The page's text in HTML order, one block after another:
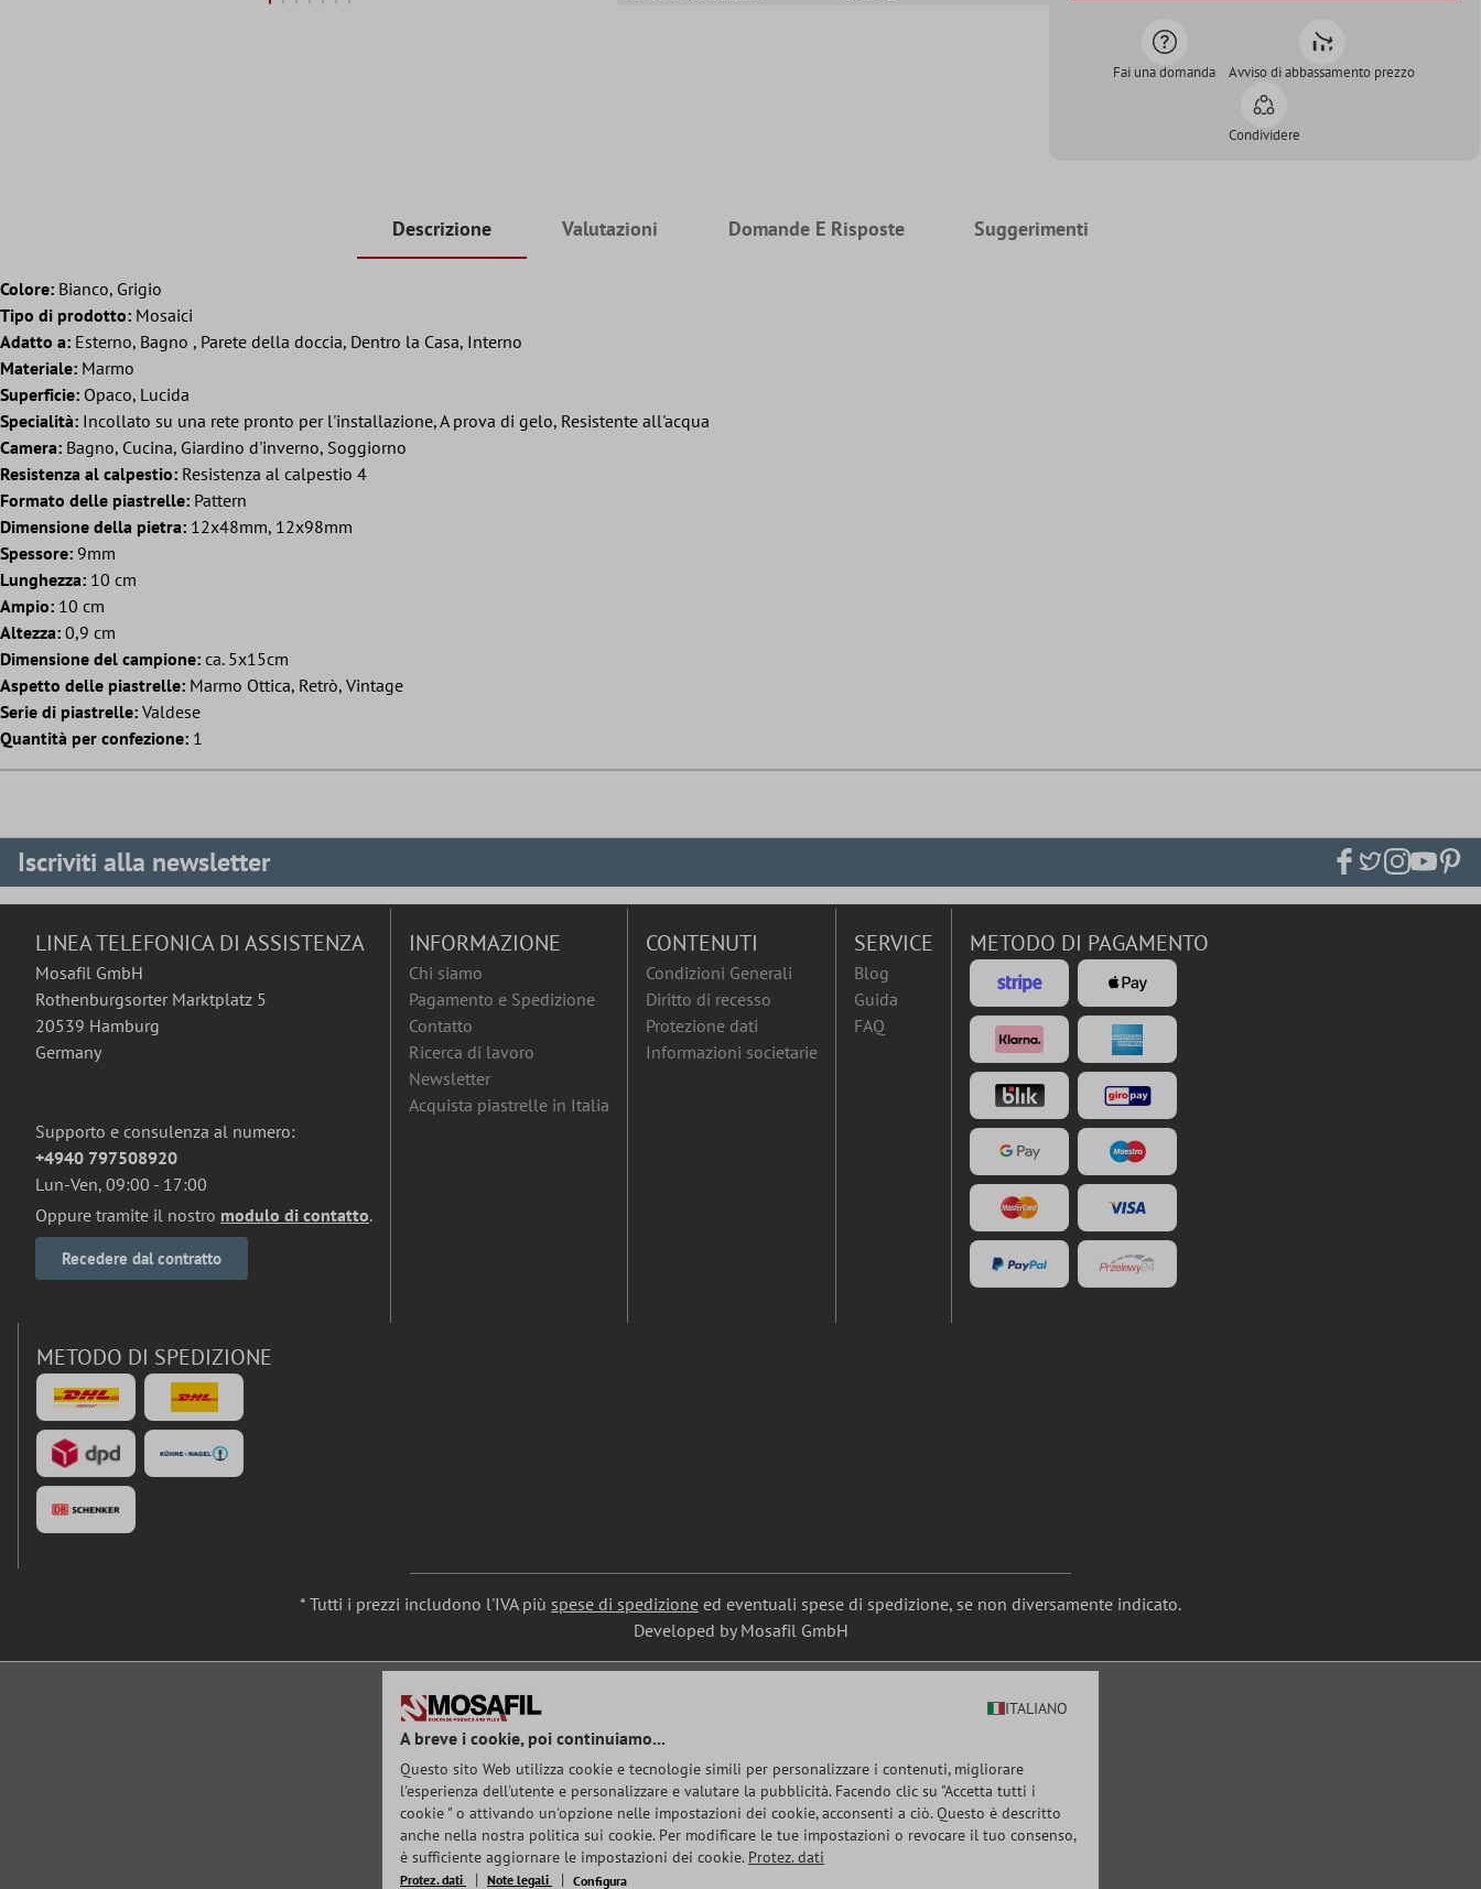
Fai una domanda Avviso di abbassamento prezzo
Condividere
Descrizione Valutazioni Domande E Risposte Suggerimenti
Colore: Bianco, Grigio
Tipo di prodotto: Mosaici
Adatto a: Esterno, Bagno , Parete della doccia, Dentro la Casa, Interno
Materiale: Marmo
Superficie: Opaco, Lucida
Specialità: Incollato su una rete pronto per l'installazione, A prova di gelo, Resistente all'acqua
Camera: Bagno, Cucina, Giardino d'inverno, Soggiorno
Resistenza al calpestio: Resistenza al calpestio 4
Formato delle piastrelle: Pattern
Dimensione della pietra: 12x48mm, 12x98mm
Spessore: 9mm
Lunghezza: 10 cm
Ampio: 10 cm
Altezza: 0,9 cm
Dimensione del campione: ca. 5x15cm
Aspetto delle piastrelle: Marmo Ottica, Retrò, Vintage
Serie di piastrelle: Valdese
Quantità per confezione: 1
Iscriviti alla newsletter
LINEA TELEFONICA DI ASSISTENZA
Mosafil GmbH
Rothenburgsorter Marktplatz 5
20539 Hamburg
Germany
Supporto e consulenza al numero:
+4940 797508920
Lun-Ven, 09:00 - 17:00
Oppure tramite il nostro modulo di contatto.
Recedere dal contratto
INFORMAZIONE
Chi siamo
Pagamento e Spedizione
Contatto
Ricerca di lavoro
Newsletter
Acquista piastrelle in Italia
CONTENUTI
Condizioni Generali
Diritto di recesso
Protezione dati
Informazioni societarie
SERVICE
Blog
Guida
FAQ
METODO DI PAGAMENTO
METODO DI SPEDIZIONE
* Tutti i prezzi includono l'IVA più spese di spedizione ed eventuali spese di spedizione, se non diversamente indicato.
Developed by Mosafil GmbH
ITALIANO
A breve i cookie, poi continuiamo...
Questo sito Web utilizza cookie e tecnologie simili per personalizzare i contenuti, migliorare
l'esperienza dell'utente e personalizzare e valutare la pubblicità. Facendo clic su "Accetta tutti i
cookie " o attivando un'opzione nelle impostazioni dei cookie, acconsenti a ciò. Questo è descritto
anche nella nostra politica sui cookie. Per modificare le tue impostazioni o revocare il tuo consenso,
è sufficiente aggiornare le impostazioni dei cookie. Protez. dati
Protez. dati Note legali Configura